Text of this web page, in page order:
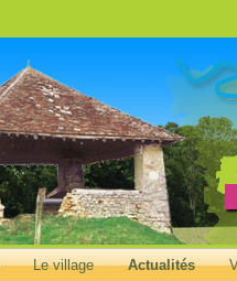
Le village Actualités